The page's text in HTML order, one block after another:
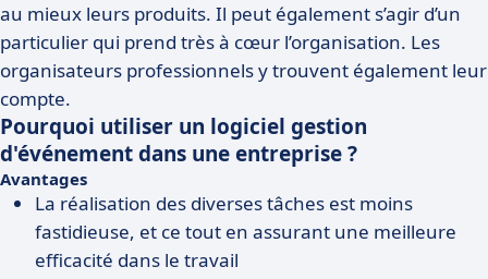
au mieux leurs produits. Il peut également s’agir d’un
particulier qui prend très à cœur l’organisation. Les
organisateurs professionnels y trouvent également leur
compte.
Pourquoi utiliser un logiciel gestion
d'événement dans une entreprise ?
Avantages
La réalisation des diverses tâches est moins
fastidieuse, et ce tout en assurant une meilleure
efficacité dans le travail